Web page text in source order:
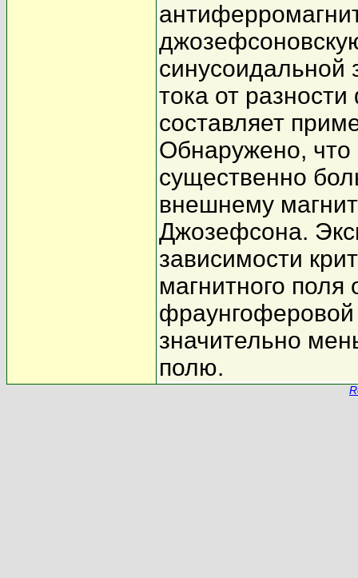
синусоидальной
тока от
составляет
Обнаружено, что
существенно
внешнему
Джозефсона.
зависимости
магнитного поля
значительно
полю.